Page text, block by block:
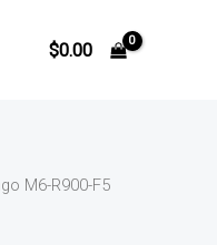
$0.00
M6-R900-F5